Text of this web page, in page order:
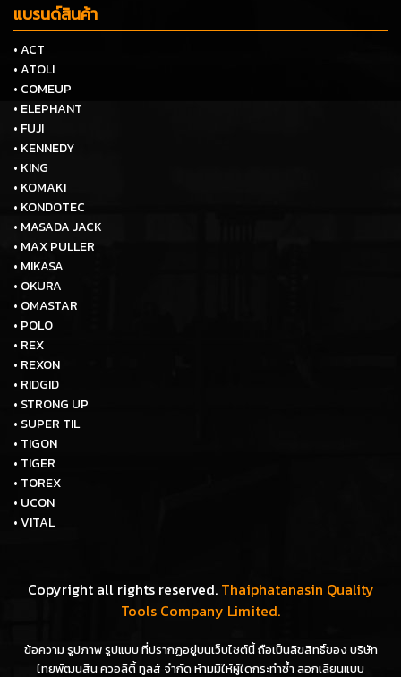
แบรนด์สินค้า
• ACT
• ATOLI
• COMEUP
• ELEPHANT
• FUJI
• KENNEDY
• KING
• KOMAKI
• KONDOTEC
• MASADA JACK
• MAX PULLER
• MIKASA
• OKURA
• OMASTAR
• POLO
• REX
• REXON
• RIDGID
• STRONG UP
• SUPER TIL
• TIGON
• TIGER
• TOREX
• UCON
• VITAL
Copyright all rights reserved. Thaiphatanasin Quality
Tools Company Limited.
ข้อความ รูปภาพ รูปแบบ ที่ปรากฏอยู่บนเว็บไซต์นี้ ถือเป็นลิขสิทธิ์ของ บริษัท
ไทยพัฒนสิน ควอลิตี้ ทูลส์ จำกัด ห้ามมิให้ผู้ใดกระทำซ้ำ ลอกเลียนแบบ